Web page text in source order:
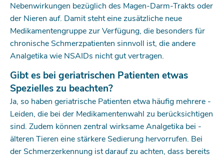
Nebenwirkungen bezüglich des Magen-Darm-Trakts oder
der Nieren auf. Damit steht eine zusätzliche neue
Medikamentengruppe zur Verfügung, die besonders für
chronische Schmerzpatienten sinnvoll ist, die andere
Analgetika wie NSAIDs nicht gut vertragen.
Gibt es bei geriatrischen Patienten etwas
Spezielles zu beachten?
Ja, so haben geriatrische Patienten etwa häufig mehrere ­
Leiden, die bei der Medikamentenwahl zu berücksichtigen
sind. Zudem können zentral wirksame Analgetika bei ­
älteren Tieren eine stärkere Sedierung hervorrufen. Bei
der Schmerzerkennung ist darauf zu achten, dass bereits